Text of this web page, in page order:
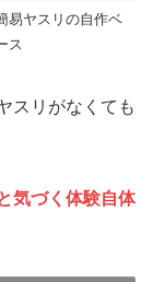
易ヤスリの自作ベ
ス
スリがなくても
気づく体験自体